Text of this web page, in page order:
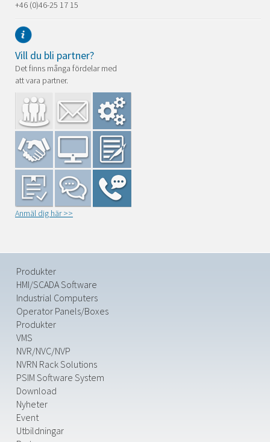
+46 (0)46-25 17 15
Vill du bli partner?
Det finns många fördelar med
att vara partner.
Anmäl dig här >>
Produkter
HMI/SCADA Software
Industrial Computers
Operator Panels/Boxes
Produkter
VMS
NVR/NVC/NVP
NVRN Rack Solutions
PSIM Software System
Download
Nyheter
Event
Utbildningar